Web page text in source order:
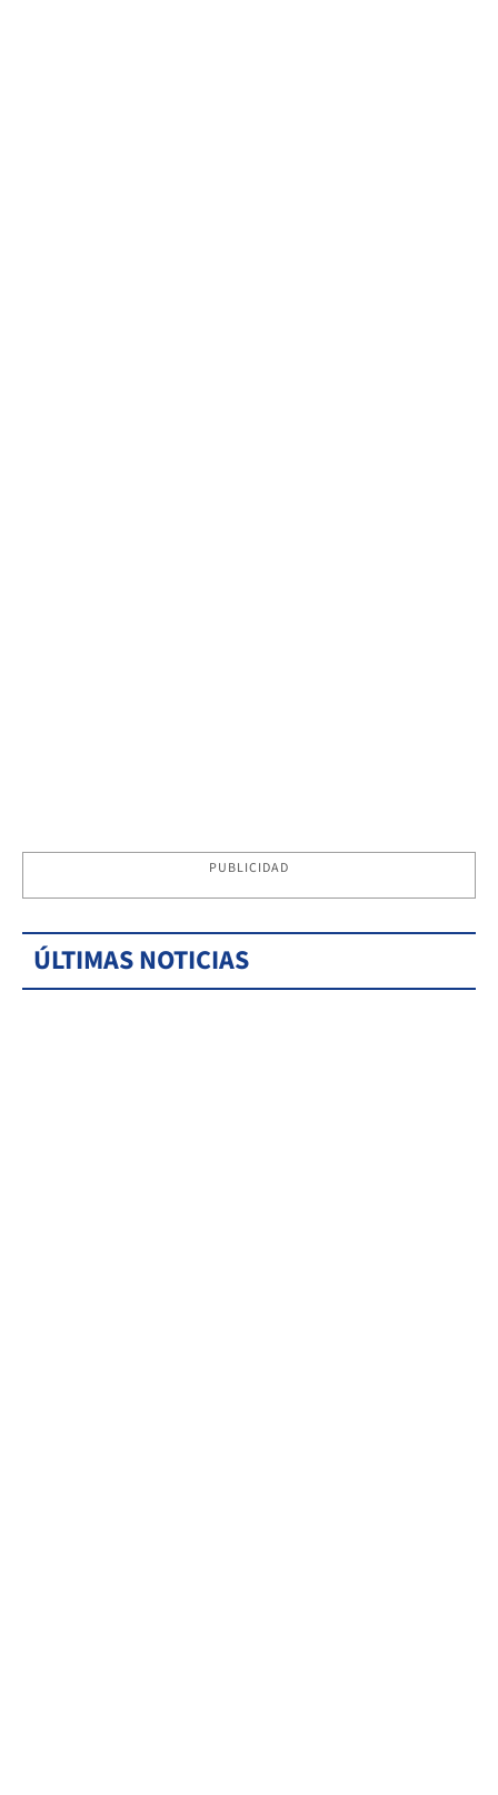
PUBLICIDAD
ÚLTIMAS NOTICIAS